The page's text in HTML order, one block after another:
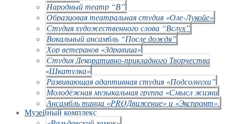
Народный театр “В”
Образцовая театральная студия «Оле-Лукойе»
Студия художественного слова “Вслух”
Вокальный ансамбль “После дождя”
Хор ветеранов «Здравица»
Студия Декоративно-прикладного Творчества
«Шкатулка»
Развивающая адаптивная студия «Подсолнухи”
Молодёжная музыкальная группа «Смысл жизни
Ансамбль танца «PROДвижение» и «Экспромт».
Музейный комплекс